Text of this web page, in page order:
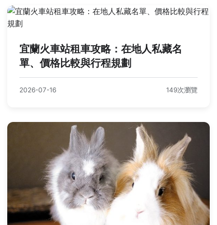
宜蘭火車站租車攻略：在地人私藏名
單、價格比較與行程規劃
2026-07-16 149次瀏覽